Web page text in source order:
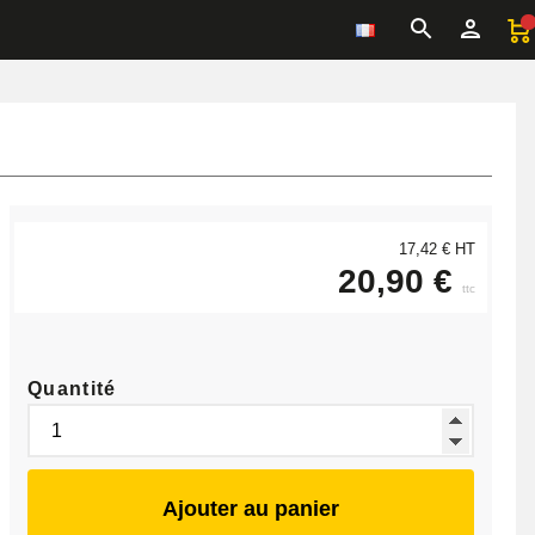
17,42 € HT
20,90 € ttc
Quantité
Ajouter au panier